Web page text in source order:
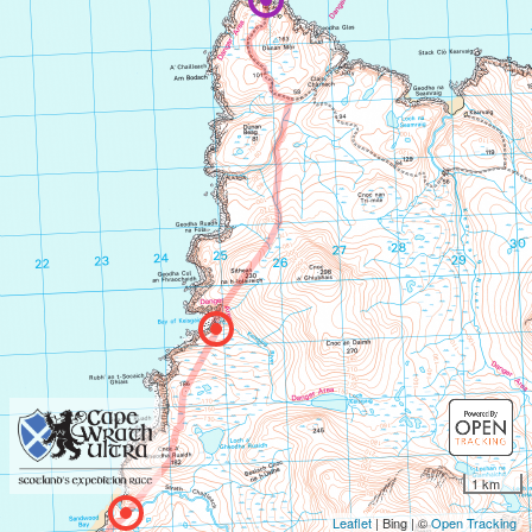
1 km
Leaflet| Bing | ©Open Tracking